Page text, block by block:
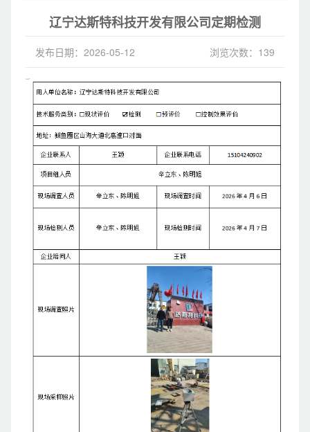
辽宁达斯特科技开发有限公司定期检测
发布日期：2026-05-12 浏览次数：139